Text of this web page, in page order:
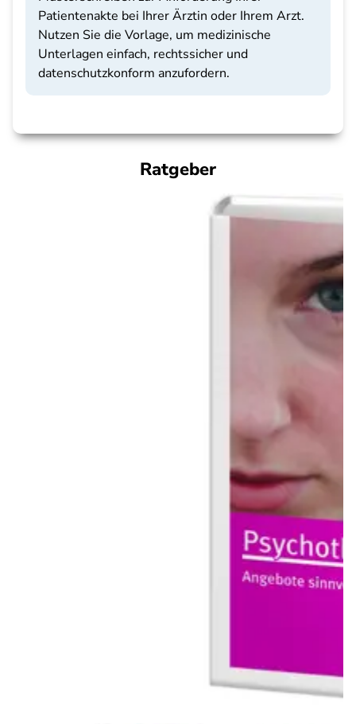
Patientenakte bei Ihrer Ärztin oder Ihrem Arzt.
Nutzen Sie die Vorlage, um medizinische
Unterlagen einfach, rechtssicher und
datenschutzkonform anzufordern.
Ratgeber